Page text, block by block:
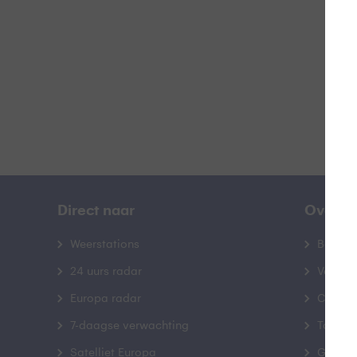
Direct naar
Weerstations
24 uurs radar
Europa radar
7-daagse verwachting
Satelliet Europa
Over
Contact